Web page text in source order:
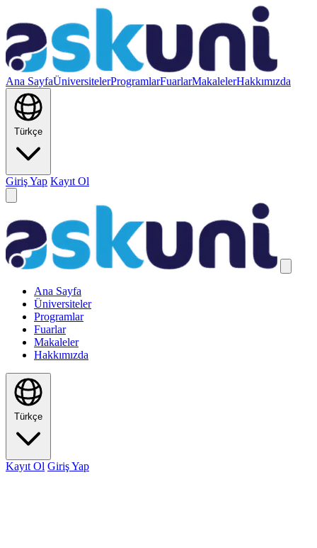
Ana SayfaÜniversitelerProgramlarFuarlarMakalelerHakkımızda
Türkçe
Giriş Yap Kayıt Ol
Ana Sayfa
Üniversiteler
Programlar
Fuarlar
Makaleler
Hakkımızda
Türkçe
Kayıt Ol Giriş Yap